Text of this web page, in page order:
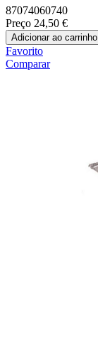
87074060740
Preço 24,50 €
Adicionar ao carrinho
Favorito
Comparar